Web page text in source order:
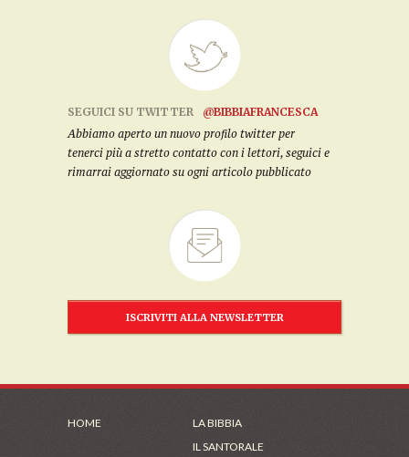
SEGUICI SU TWITTER
@BIBBIAFRANCESCA
Abbiamo aperto un nuovo profilo twitter per
tenerci più a stretto contatto con i lettori, seguici e
rimarrai aggiornato su ogni articolo pubblicato
ISCRIVITI ALLA NEWSLETTER
HOME LA BIBBIA
IL SANTORALE